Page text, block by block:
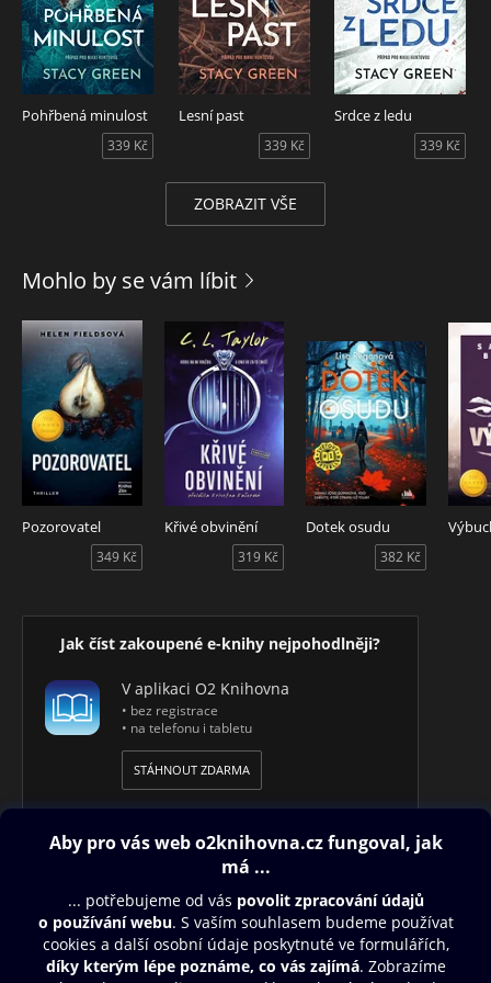
Pohřbená minulost
339 Kč
Lesní past
339 Kč
Srdce z ledu
339 Kč
ZOBRAZIT VŠE
Mohlo by se vám líbit
Pozorovatel
349 Kč
Křivé obvinění
319 Kč
Dotek osudu
382 Kč
Jak číst zakoupené e-knihy nejpohodlněji?
V aplikaci O2 Knihovna
• bez registrace
• na telefonu i tabletu
STÁHNOUT ZDARMA
Obsah ke stažení
Moje O2 Knihovna